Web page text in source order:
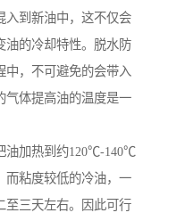
入到新油中，这不仅会
油的冷却特性。脱水防
中，不可避免的会带入
气体提高油的温度是一
油加热到约120℃-140℃
而粘度较低的冷油，一
三天左右。因此可行